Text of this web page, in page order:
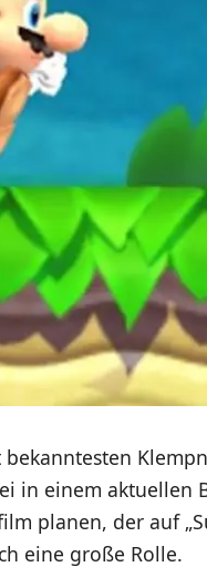
in einem aktuellen
planen, der auf
eine große Rolle.